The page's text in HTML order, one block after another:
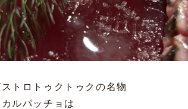
トロトゥクトゥクの名物
ルパッチョは